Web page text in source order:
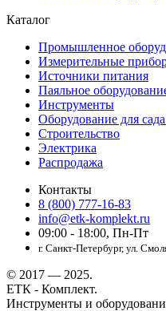
Каталог
Промышленное
Измерительные
Источники питания
Паяльное
Инструменты
Оборудование для
Строительство
Электрика
Распродажа
Контакты
8 (800) 777-16-83
info@etk-komplekt.ru
09:00 - 18:00, Пн-Пт
г. Санкт-Петербург, ул.
© 2017 — 2025.
ЕТК - Комплект.
Инструменты и